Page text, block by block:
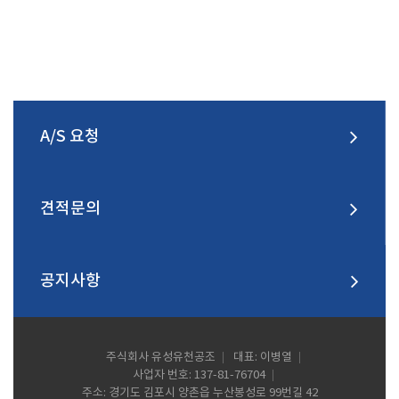
A/S 요청
견적문의
공지사항
주식회사 유성유천공조
대표: 이병열
사업자 번호: 137-81-76704
주소: 경기도 김포시 양촌읍 누산봉성로 99번길 42